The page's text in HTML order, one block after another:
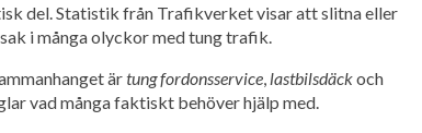
del. Statistik från Trafikverket visar att slitna eller
i många olyckor med tung trafik.
ärtung fordonsservice, lastbilsdäckoch
vad många faktiskt behöver hjälp med.